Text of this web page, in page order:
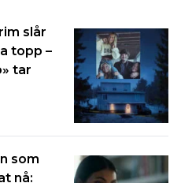
slår
topp –
tar
som
nå: